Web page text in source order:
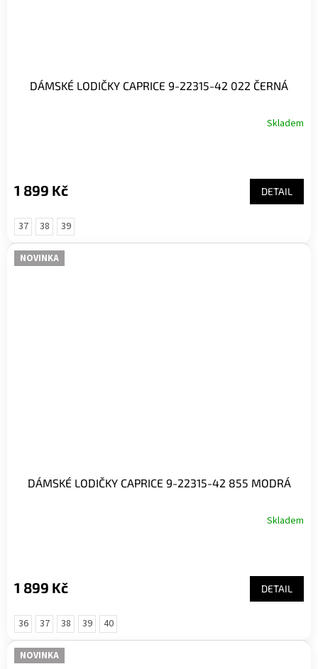
DÁMSKÉ LODIČKY CAPRICE 9-22315-42 022 ČERNÁ
Skladem
1 899 Kč DETAIL
37 38 39
NOVINKA
DÁMSKÉ LODIČKY CAPRICE 9-22315-42 855 MODRÁ
Skladem
1 899 Kč DETAIL
36 37 38 39 40
NOVINKA